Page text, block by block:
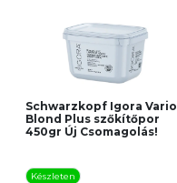
Schwarzkopf Igora Vario
Blond Plus szőkítőpor
450gr Új Csomagolás!
Készleten